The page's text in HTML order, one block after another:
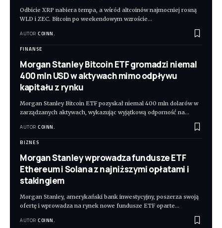
Odbicie XRP nabiera tempa, a wśród altcoinów najmocniej rosną
WLD i ZEC. Bitcoin po weekendowym wzroście…
AUTOR COINN.
FINANSE
Morgan Stanley Bitcoin ETF gromadzi niemal
400 mln USD w aktywach mimo odpływu
kapitału z rynku
Morgan Stanley Bitcoin ETF pozyskał niemal 400 mln dolarów w
zarządzanych aktywach, wykazując wyjątkową odporność na…
AUTOR COINN.
BIZNES
Morgan Stanley wprowadza fundusze ETF
Ethereum i Solana z najniższymi opłatami i
stakingiem
Morgan Stanley, amerykański bank inwestycyjny, poszerza swoją
ofertę i wprowadza na rynek nowe fundusze ETF oparte…
AUTOR COINN.